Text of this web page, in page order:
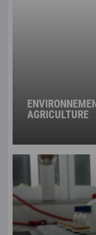
AGRICULTURE